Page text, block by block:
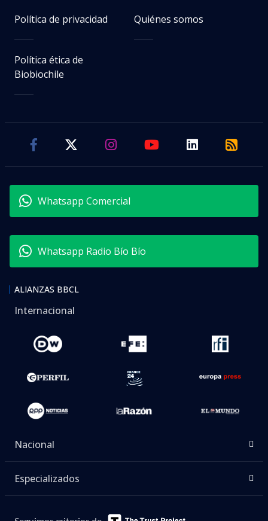
Política de privacidad Quiénes somos
Política ética de
Biobiochile
Whatsapp Comercial
Whatsapp Radio Bío Bío
ALIANZAS BBCL
Internacional
Nacional
Especializados